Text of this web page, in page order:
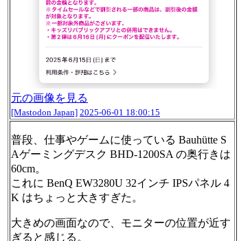
元の画像を見る
[Mastodon Japan] 2025-06-01 18:00:15
普段、仕事やゲームに使っている Bauhütte S
Aゲーミングデスク BHD-1200SA の奥行きは
60cm。
これに BenQ EW3280U 32インチ IPSパネル 4
K はちょっと大きすぎた。
大きめの画面なので、モニターの位置が近す
ぎると感じる。